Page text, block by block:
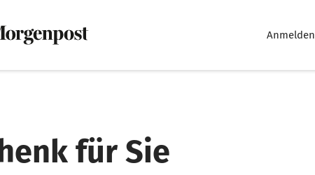
Anmelden
für Sie